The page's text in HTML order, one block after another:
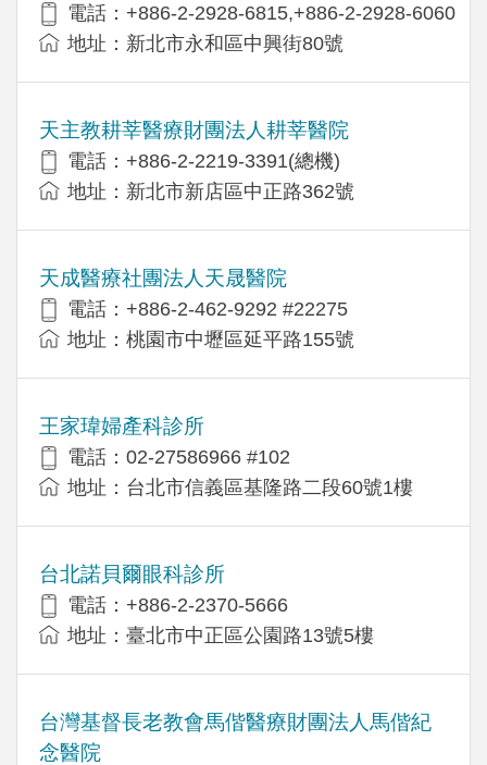
電話：+886-2-2928-6815,+886-2-2928-6060
地址：新北市永和區中興街80號
天主教耕莘醫療財團法人耕莘醫院
電話：+886-2-2219-3391(總機)
地址：新北市新店區中正路362號
天成醫療社團法人天晟醫院
電話：+886-2-462-9292 #22275
地址：桃園市中壢區延平路155號
王家瑋婦產科診所
電話：02-27586966 #102
地址：台北市信義區基隆路二段60號1樓
台北諾貝爾眼科診所
電話：+886-2-2370-5666
地址：臺北市中正區公園路13號5樓
台灣基督長老教會馬偕醫療財團法人馬偕紀
念醫院